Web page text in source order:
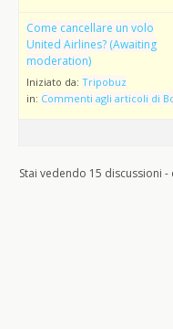
Come cancellare un volo
United Airlines? (Awaiting
moderation)
Iniziato da: Tripobuz
in: Commenti agli articoli di
Stai vedendo 15 discussioni